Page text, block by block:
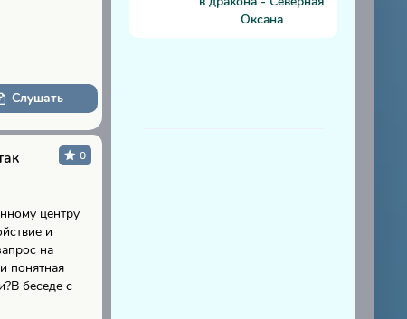
Слушать
0
центру
и
на
понятная
беседе с
Оксана